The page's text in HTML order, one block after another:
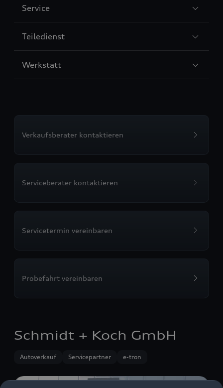
ServiceSección
TeiledienstSección
WerkstattSección
Verkaufsberater kontaktieren
Serviceberater kontaktieren
Servicetermin vereinbaren
Probefahrt vereinbaren
Schmidt + Koch GmbH
Autoverkauf Servicepartner e-tron